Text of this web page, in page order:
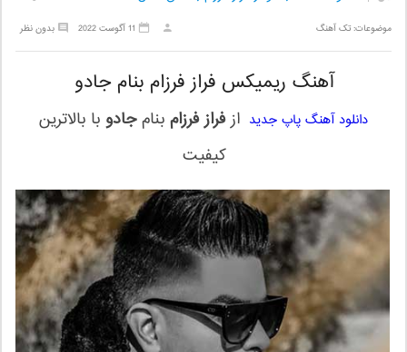
موضوعات:تک آهنگ بدون نظر 11 آگوست 2022
آهنگ ریمیکس فراز فرزام بنام جادو
دانلود آهنگ پاپ جدید ازفراز فرزام بنامجادو با بالاترین
کیفیت